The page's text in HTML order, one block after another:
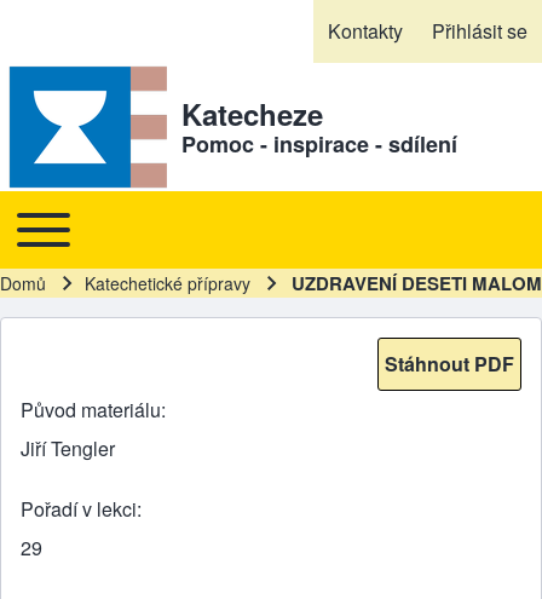
Kontakty Přihlásit se
Katecheze
Pomoc - inspirace - sdílení
Hlavní navigace
Toggle main menu
Drobečková navigace
Domů Katechetické přípravy UZDRAVENÍ DESETI
Stáhnout PDF
Původ materiálu
Jiří Tengler
Pořadí v lekci
29